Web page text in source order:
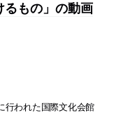
もの」の動画
行われた国際文化会館